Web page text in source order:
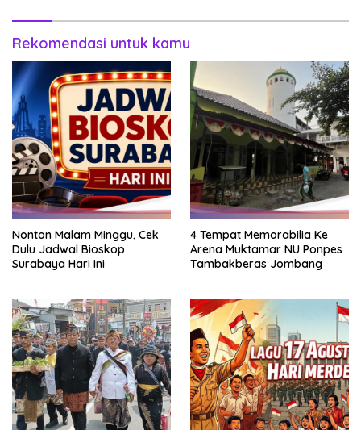
Rekomendasi untuk kamu
Nonton Malam Minggu, Cek
Dulu Jadwal Bioskop
Surabaya Hari Ini
4 Tempat Memorabilia Ke
Arena Muktamar NU Ponpes
Tambakberas Jombang